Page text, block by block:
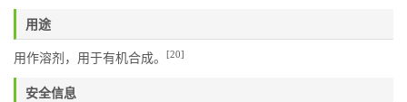
用途
用作溶剂，用于有机合成。 [20]
安全信息